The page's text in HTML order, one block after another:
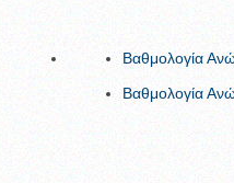
Βαθμολογία
Βαθμολογία